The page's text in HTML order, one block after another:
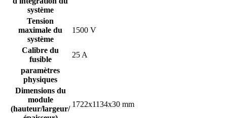
système
Tension
maximale du
système
1500 V
Calibre du
fusible
25 A
paramètres
physiques
Dimensions du
module
(hauteur/largeur/
1722x1134x30 mm